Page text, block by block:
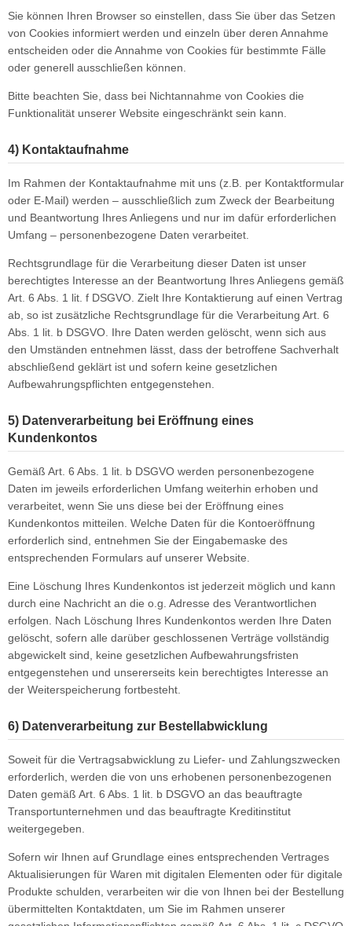
Sie können Ihren Browser so einstellen, dass Sie über das Setzen
von Cookies informiert werden und einzeln über deren Annahme
entscheiden oder die Annahme von Cookies für bestimmte Fälle
oder generell ausschließen können.
Bitte beachten Sie, dass bei Nichtannahme von Cookies die
Funktionalität unserer Website eingeschränkt sein kann.
4) Kontaktaufnahme
Im Rahmen der Kontaktaufnahme mit uns (z.B. per Kontaktformular
oder E-Mail) werden – ausschließlich zum Zweck der Bearbeitung
und Beantwortung Ihres Anliegens und nur im dafür erforderlichen
Umfang – personenbezogene Daten verarbeitet.
Rechtsgrundlage für die Verarbeitung dieser Daten ist unser
berechtigtes Interesse an der Beantwortung Ihres Anliegens gemäß
Art. 6 Abs. 1 lit. f DSGVO. Zielt Ihre Kontaktierung auf einen Vertrag
ab, so ist zusätzliche Rechtsgrundlage für die Verarbeitung Art. 6
Abs. 1 lit. b DSGVO. Ihre Daten werden gelöscht, wenn sich aus
den Umständen entnehmen lässt, dass der betroffene Sachverhalt
abschließend geklärt ist und sofern keine gesetzlichen
Aufbewahrungspflichten entgegenstehen.
5) Datenverarbeitung bei Eröffnung eines
Kundenkontos
Gemäß Art. 6 Abs. 1 lit. b DSGVO werden personenbezogene
Daten im jeweils erforderlichen Umfang weiterhin erhoben und
verarbeitet, wenn Sie uns diese bei der Eröffnung eines
Kundenkontos mitteilen. Welche Daten für die Kontoeröffnung
erforderlich sind, entnehmen Sie der Eingabemaske des
entsprechenden Formulars auf unserer Website.
Eine Löschung Ihres Kundenkontos ist jederzeit möglich und kann
durch eine Nachricht an die o.g. Adresse des Verantwortlichen
erfolgen. Nach Löschung Ihres Kundenkontos werden Ihre Daten
gelöscht, sofern alle darüber geschlossenen Verträge vollständig
abgewickelt sind, keine gesetzlichen Aufbewahrungsfristen
entgegenstehen und unsererseits kein berechtigtes Interesse an
der Weiterspeicherung fortbesteht.
6) Datenverarbeitung zur Bestellabwicklung
Soweit für die Vertragsabwicklung zu Liefer- und Zahlungszwecken
erforderlich, werden die von uns erhobenen personenbezogenen
Daten gemäß Art. 6 Abs. 1 lit. b DSGVO an das beauftragte
Transportunternehmen und das beauftragte Kreditinstitut
weitergegeben.
Sofern wir Ihnen auf Grundlage eines entsprechenden Vertrages
Aktualisierungen für Waren mit digitalen Elementen oder für digitale
Produkte schulden, verarbeiten wir die von Ihnen bei der Bestellung
übermittelten Kontaktdaten, um Sie im Rahmen unserer